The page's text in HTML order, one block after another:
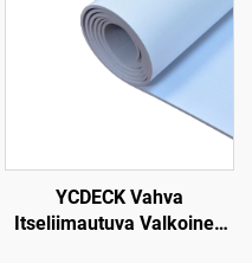
YCDECK Vahva
Itseliimautuva Valkoinen